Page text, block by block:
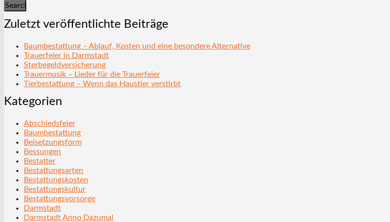
Search
Zuletzt veröffentlichte Beiträge
Baumbestattung – Ablauf, Kosten und eine besondere Alternative
Trauerfeier in Darmstadt
Sterbegeldversicherung
Trauermusik – Lieder für die Trauerfeier
Tierbestattung – Wenn das Haustier verstirbt
Kategorien
Abschiedsfeier
Baumbestattung
Beisetzungsform
Bessungen
Bestatter
Bestattungsarten
Bestattungskosten
Bestattungskultur
Bestattungsvorsorge
Darmstadt
Darmstadt Anno Dazumal